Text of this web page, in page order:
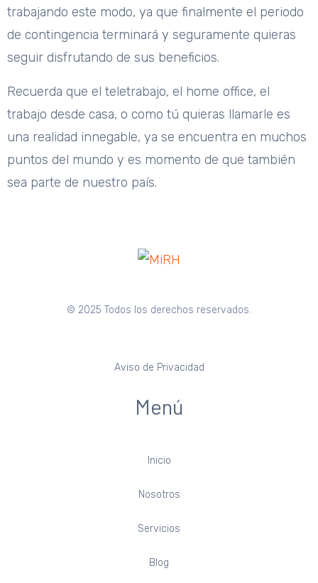
trabajando este modo, ya que finalmente el periodo
de contingencia terminará y seguramente quieras
seguir disfrutando de sus beneficios.
Recuerda que el teletrabajo, el home office, el
trabajo desde casa, o como tú quieras llamarle es
una realidad innegable, ya se encuentra en muchos
puntos del mundo y es momento de que también
sea parte de nuestro país.
© 2025 Todos los derechos reservados.
Aviso de Privacidad
Menú
Inicio
Nosotros
Servicios
Blog